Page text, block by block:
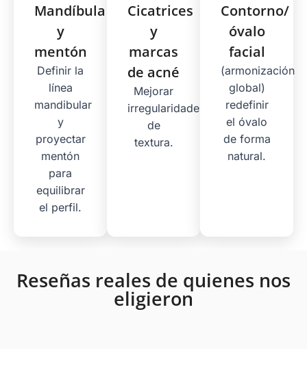
Mandíbula
y
mentón
Definir la
línea
mandibular
y
proyectar
mentón
para
equilibrar
el perfil.
Cicatrices
y
marcas
de acné
Mejorar
irregularidades
de
textura.
Contorno/
óvalo
facial
(armonización
global)
redefinir
el óvalo
de forma
natural.
Reseñas reales de quienes nos
eligieron